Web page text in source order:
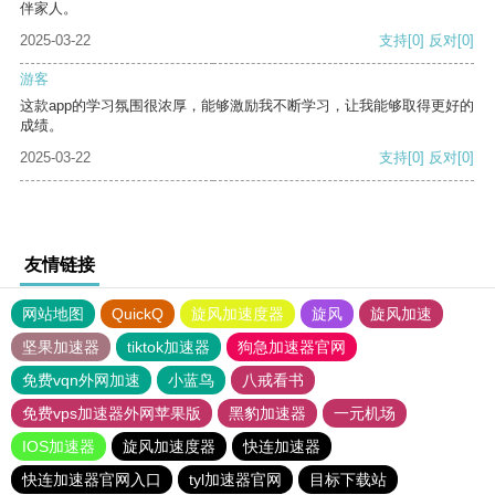
伴家人。
2025-03-22
支持[0] 反对[0]
游客
这款app的学习氛围很浓厚，能够激励我不断学习，让我能够取得更好的
成绩。
2025-03-22
支持[0] 反对[0]
友情链接
网站地图 QuickQ 旋风加速度器 旋风
旋风加速
坚果加速器
tiktok加速器
狗急加速器官网
免费vqn外网加速
小蓝鸟
八戒看书
免费vps加速器外网苹果版
黑豹加速器
一元机场
IOS加速器
旋风加速度器
快连加速器
快连加速器官网入口
tyl加速器官网 目标下载站